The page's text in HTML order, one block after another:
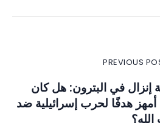
PREVIOUS
إنزال في البترون: هل كان
أمهز هدفًا لحرب إسرائيلية ضد